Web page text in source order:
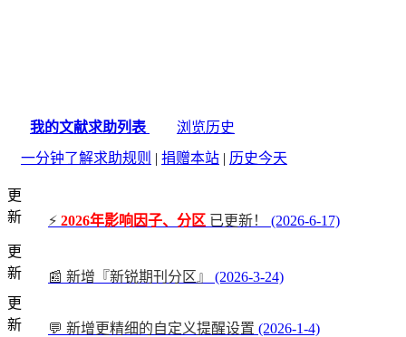
我的文献求助列表
浏览历史
一分钟了解求助规则 | 捐赠本站 | 历史今天
更
新
⚡ 2026年影响因子、分区 已更新！
(2026-6-17)
更
新
📰 新增『新锐期刊分区』
(2026-3-24)
更
新
💬 新增更精细的自定义提醒设置 (2026-1-4)